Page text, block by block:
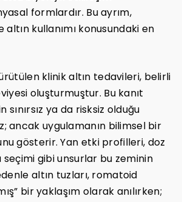
formlardır. Bu ayrım,
kullanımı konusundaki en
klinik altın tedavileri, belirli
oluşturmuştur. Bu kanıt
sınırsız ya da risksiz olduğu
ancak uygulamanın bilimsel bir
gösterir. Yan etki profilleri, doz
seçimi gibi unsurlar bu zeminin
altın tuzları, romatoid
bir yaklaşım olarak anılırken;